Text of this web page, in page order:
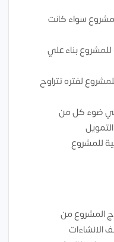
سواء كانت
للمشروع بناء علي
لفتره تتراوح
ضوء كل من
للمشروع
المشروع من
الانشاءات